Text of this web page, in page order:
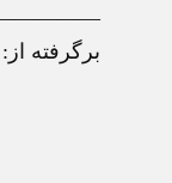
برگرفته از: